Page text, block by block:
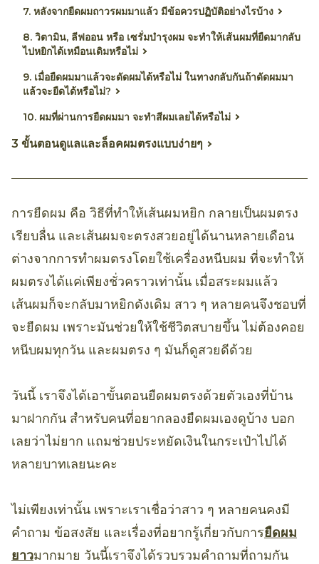
7. หลังจากยืดผมถาวรผมมาแล้ว มีข้อควรปฏิบัติอย่างไรบ้าง
8. วิตามิน, ลีฟออน หรือ เซรั่มบำรุงผม จะทำให้เส้นผมที่ยืดมากลับ
ไปหยิกได้เหมือนเดิมหรือไม่
9. เมื่อยืดผมมาแล้วจะดัดผมได้หรือไม่ ในทางกลับกันถ้าดัดผมมา
แล้วจะยืดได้หรือไม่?
10. ผมที่ผ่านการยืดผมมา จะทำสีผมเลยได้หรือไม่
3 ขั้นตอนดูแลและล็อคผมตรงแบบง่ายๆ
การยืดผม คือ วิธีที่ทำให้เส้นผมหยิก กลายเป็นผมตรง
เรียบลื่น และเส้นผมจะตรงสวยอยู่ได้นานหลายเดือน
ต่างจากการทำผมตรงโดยใช้เครื่องหนีบผม ที่จะทำให้
ผมตรงได้แค่เพียงชั่วคราวเท่านั้น เมื่อสระผมแล้ว
เส้นผมก็จะกลับมาหยิกดังเดิม สาว ๆ หลายคนจึงชอบที่
จะยืดผม เพราะมันช่วยให้ใช้ชีวิตสบายขึ้น ไม่ต้องคอย
หนีบผมทุกวัน และผมตรง ๆ มันก็ดูสวยดีด้วย
วันนี้ เราจึงได้เอาขั้นตอนยืดผมตรงด้วยตัวเองที่บ้าน
มาฝากกัน สำหรับคนที่อยากลองยืดผมเองดูบ้าง บอก
เลยว่าไม่ยาก แถมช่วยประหยัดเงินในกระเป๋าไปได้
หลายบาทเลยนะคะ
ไม่เพียงเท่านั้น เพราะเราเชื่อว่าสาว ๆ หลายคนคงมี
คำถาม ข้อสงสัย และเรื่องที่อยากรู้เกี่ยวกับการยืดผม
ยาวมากมาย วันนี้เราจึงได้รวบรวมคำถามที่ถามกัน